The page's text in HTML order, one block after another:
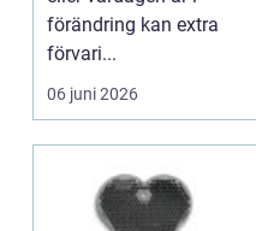
förändring kan extra
förvari...
06 juni 2026